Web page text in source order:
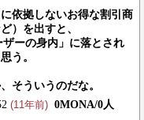
依拠しないお得な割引商
）を出すと、
ーの身内」に落とされ
う。
そういうのだな。
(11年前) 0MONA/0人